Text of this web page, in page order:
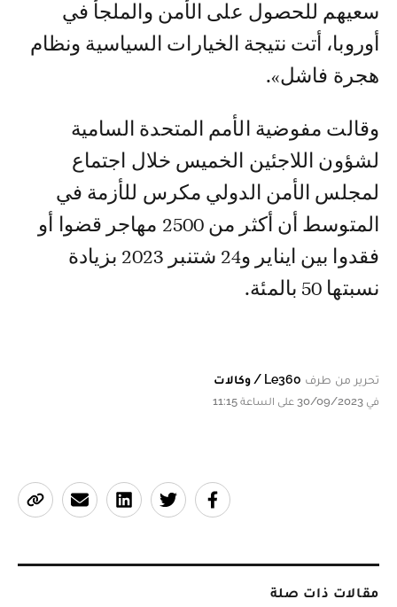
سعيهم للحصول على الأمن والملجأ في
أوروبا، أتت نتيجة الخيارات السياسية ونظام
هجرة فاشل».
وقالت مفوضية الأمم المتحدة السامية
لشؤون اللاجئين الخميس خلال اجتماع
لمجلس الأمن الدولي مكرس للأزمة في
المتوسط أن أكثر من 2500 مهاجر قضوا أو
فقدوا بين ايناير و24 شتنبر 2023 بزيادة
نسبتها 50 بالمئة.
تحرير من طرف Le360 / وكالات
في 30/09/2023 على الساعة 11:15
مقالات ذات صلة